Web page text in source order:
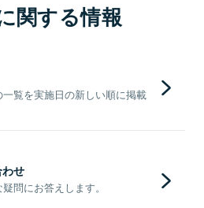
関する情報
覧を実施日の新しい順に掲載
せ
問にお答えします。